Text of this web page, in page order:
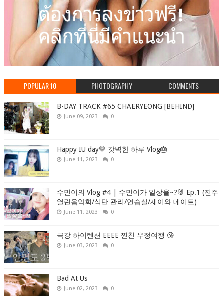
POPULAR 10 PHOTOGRAPHY COMMENTS
B-DAY TRACK #65 CHAERYEONG [BEHIND]
June 09, 2023 0
Happy IU day💛 갓벽한 하루 Vlog🎂
June 11, 2023 0
수민이의 Vlog #4 | 수민이가 일상을~?🐰 Ep.1 (진주
열린음악회/식단 관리/연습실/재이와 데이트)
June 11, 2023 0
극강 하이텐션 EEEE 찐친 우정여행 😘
June 03, 2023 0
Bad At Us
June 02, 2023 0